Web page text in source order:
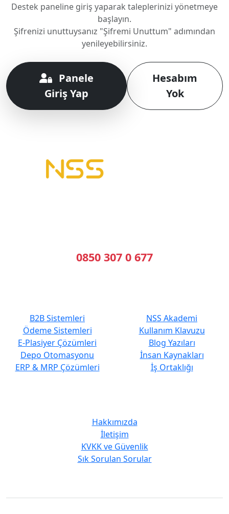
Destek paneline giriş yaparak taleplerinizi yönetmeye
başlayın.
Şifrenizi unuttuysanız "Şifremi Unuttum" adımından
yenileyebilirsiniz.
Panele
Giriş Yap
Hesabım
Yok
0850 307 0 677
B2B Sistemleri
Ödeme Sistemleri
E-Plasiyer Çözümleri
Depo Otomasyonu
ERP & MRP Çözümleri
NSS Akademi
Kullanım Klavuzu
Blog Yazıları
İnsan Kaynakları
İş Ortaklığı
Hakkımızda
İletişim
KVKK ve Güvenlik
Sık Sorulan Sorular